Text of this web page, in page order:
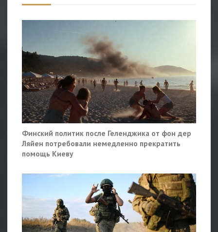
Финский политик после Геленджика от фон дер
Ляйен потребовали немедленно прекратить
помощь Киеву